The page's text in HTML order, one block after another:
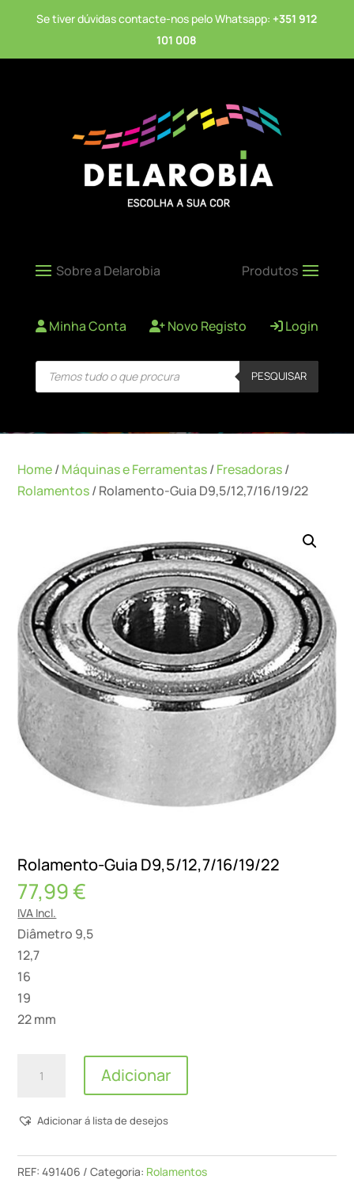
Se tiver dúvidas contacte-nos pelo Whatsapp: +351 912
101 008
Minha Conta Novo Registo Login
Products
search PESQUISAR
Home/Máquinas e Ferramentas/Fresadoras/
Rolamentos/ Rolamento-Guia D9,5/12,7/16/19/22
Rolamento-Guia D9,5/12,7/16/19/22
77,99€
IVA Incl.
Diâmetro 9,5
12,7
16
19
22 mm
Quantidade
Guia
Adicionar
Adicionar á lista de desejos
REF:491406 Categoria: Rolamentos